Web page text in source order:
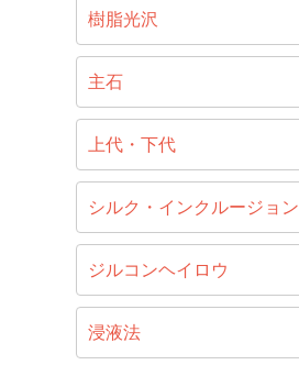
樹脂光沢
主石
上代・下代
シルク・インクルージョン
ジルコンヘイロウ
浸液法